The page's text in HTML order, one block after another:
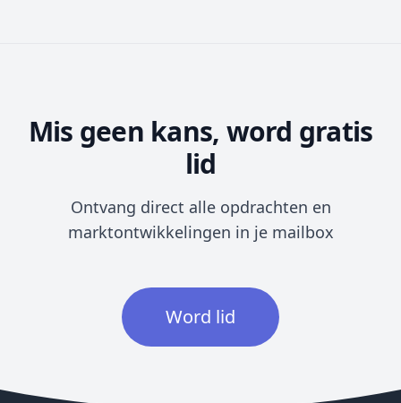
Mis geen kans, word gratis
lid
Ontvang direct alle opdrachten en
marktontwikkelingen in je mailbox
Word lid